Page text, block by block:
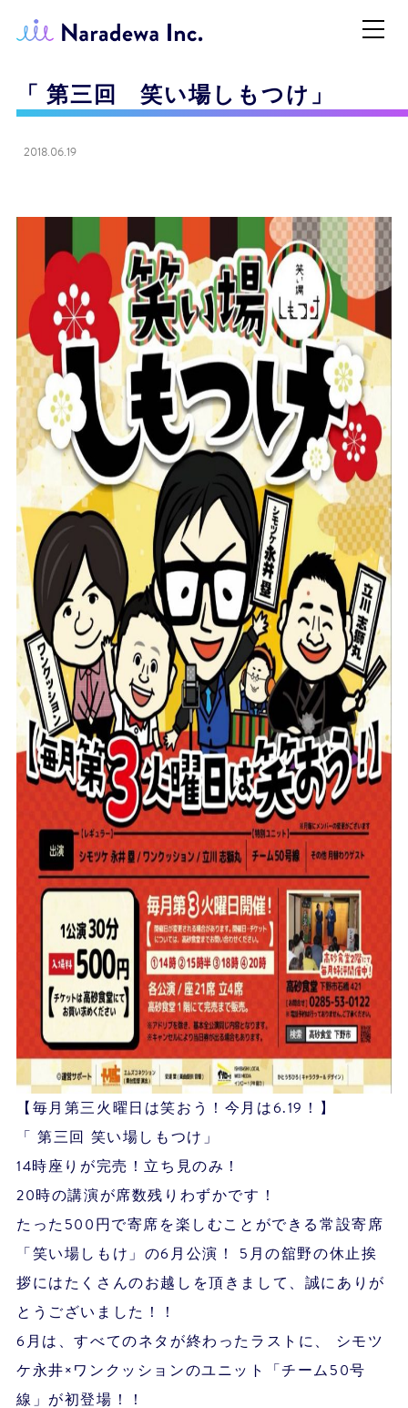
「 第三回 笑い場しもつけ」
2018.06.19
【毎月第三火曜日は笑おう！今月は6.19！】
「 第三回 笑い場しもつけ」
14時座りが完売！立ち見のみ！
20時の講演が席数残りわずかです！
たった500円で寄席を楽しむことができる常設寄席
「笑い場しもけ」の6月公演！ 5月の舘野の休止挨
拶にはたくさんのお越しを頂きまして、誠にありが
とうございました！！
6月は、すべてのネタが終わったラストに、 シモツ
ケ永井×ワンクッションのユニット「チーム50号
線」が初登場！！